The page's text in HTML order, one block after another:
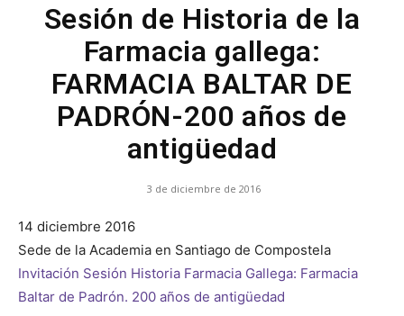
Academia
de
Sesión de Historia de la
Farmacia gallega:
FARMACIA BALTAR DE
PADRÓN-200 años de
antigüedad
3 de diciembre de 2016
14 diciembre 2016
Sede de la Academia en Santiago de Compostela
Invitación Sesión Historia Farmacia Gallega: Farmacia
Baltar de Padrón. 200 años de antigüedad